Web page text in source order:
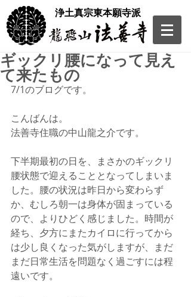
​浄土真宗東本願寺派
ギックリ腰になって見え
て来たもの
7/1のブログです。
こんばんは。
法善寺住職の中山龍之介です。
下半期最初の日を、まさかのギックリ
腰状態で迎えることとなってしまいま
した。腰の状況は昨日から変わらず
か、むしろ朝一は身体が固まっている
ので、よりひどく感じました。時間が
経ち、夕方にまたカイロに行ってから
は少し良くなった気がしますが、まだ
まだ日常生活を問題なく過ごすには程
遠いです。